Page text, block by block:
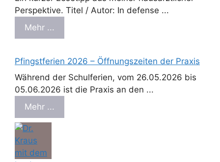
Perspektive. Titel / Autor: In defense ...
Mehr ...
Pfingstferien 2026 – Öffnungszeiten der Praxis
Während der Schulferien, vom 26.05.2026 bis
05.06.2026 ist die Praxis an den ...
Mehr ...